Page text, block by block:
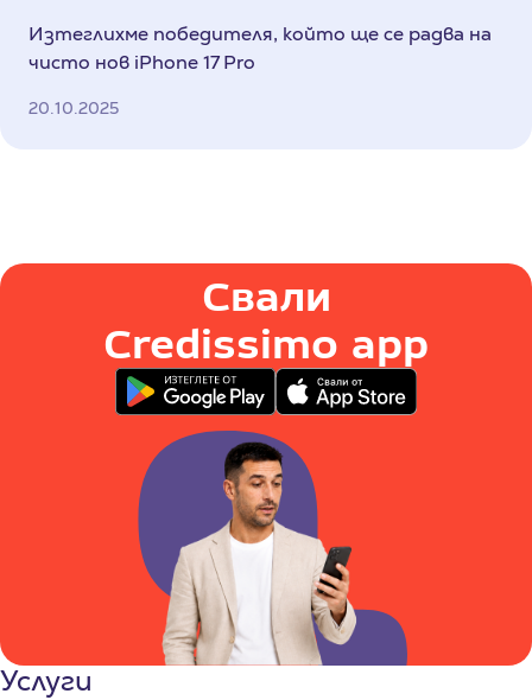
Изтеглихме победителя, който ще се радва на
чисто нов iPhone 17 Pro
20.10.2025
Свали
Credissimo app
Услуги